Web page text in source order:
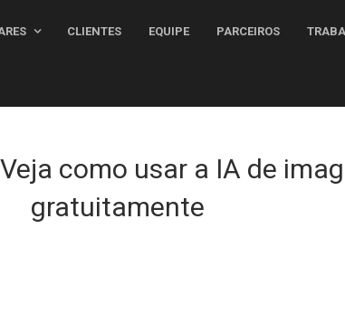
CLIENTES EQUIPE PARCEIROS
como usar a IA de
gratuitamente